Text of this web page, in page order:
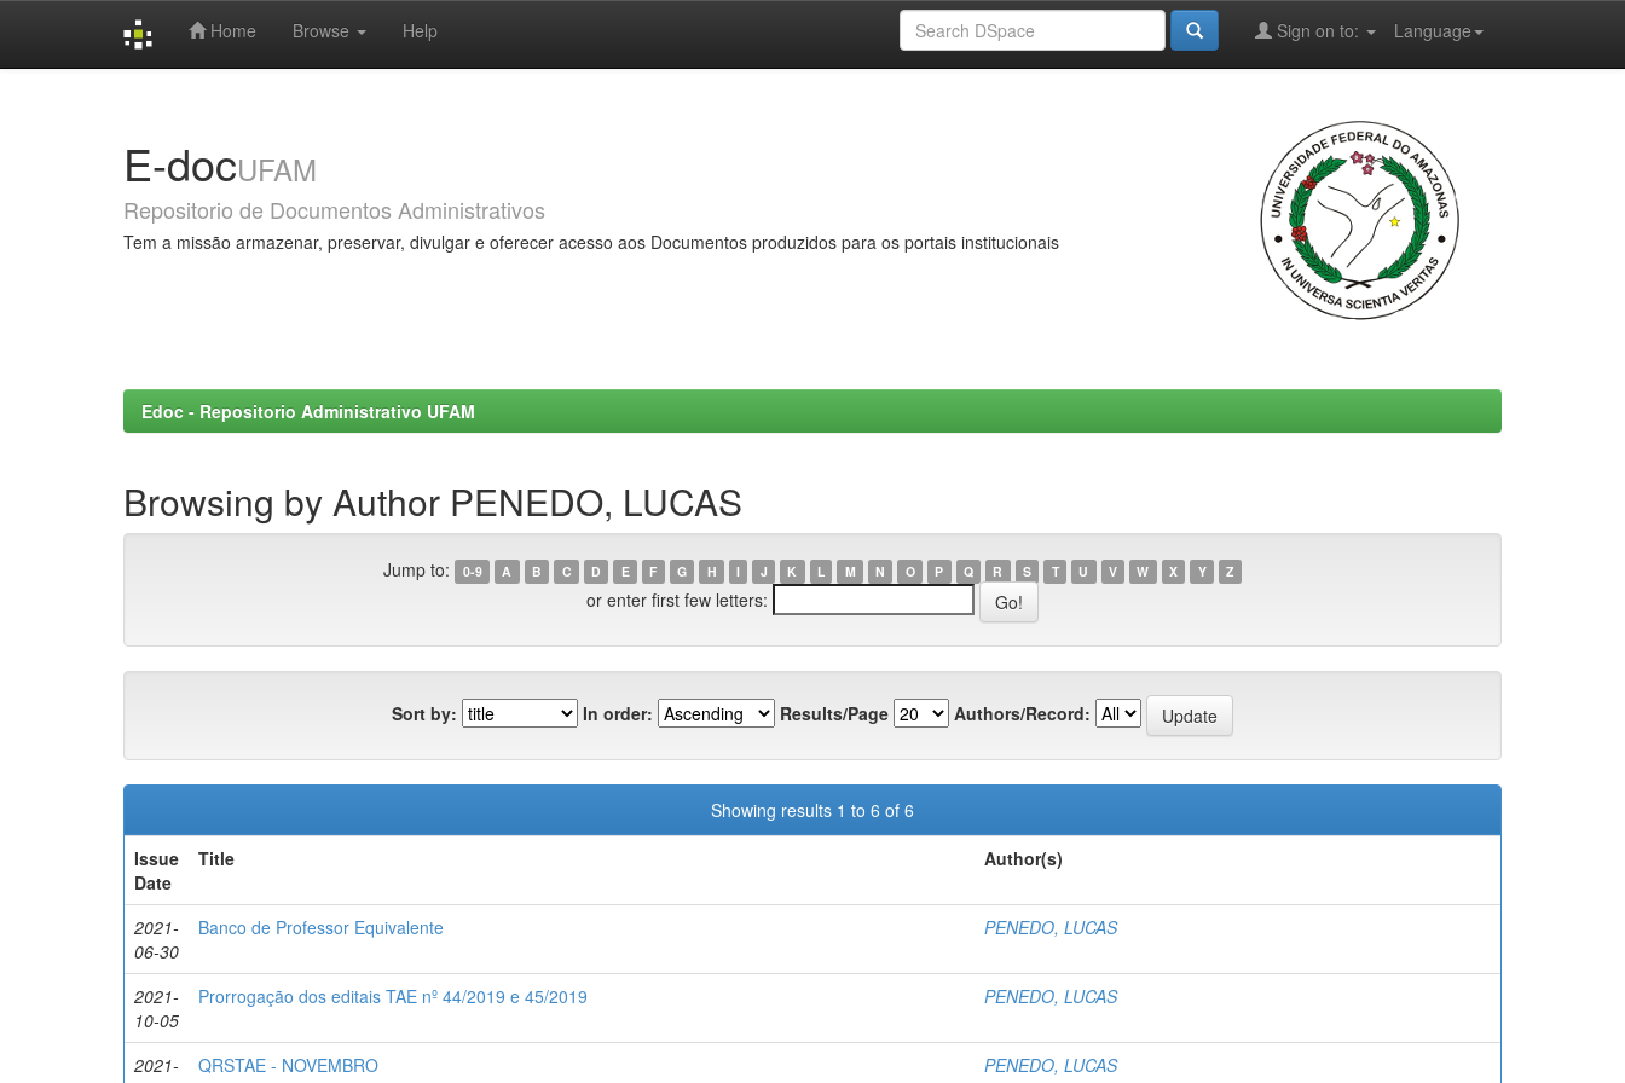
Home Browse Help Language
Sign on to:
E-docUFAM
Repositorio de Documentos Administrativos
Tem a missão armazenar, preservar, divulgar e oferecer acesso aos Documentos produzidos para os portais institucionais
Edoc - Repositorio Administrativo UFAM
Browsing by Author PENEDO, LUCAS
Jump to: 0-9 A B C D E F G H I J K L M N O P Q R S T U V W X Y Z
or enter first few letters:
Sort by: In order: Results/Page Authors/Record:
Showing results 1 to 6 of 6
Issue
Date
Title Author(s)
2021-
06-30
Banco de Professor Equivalente PENEDO, LUCAS
2021-
10-05
Prorrogação dos editais TAE nº 44/2019 e 45/2019 PENEDO, LUCAS
2021-
QRSTAE - NOVEMBRO PENEDO, LUCAS